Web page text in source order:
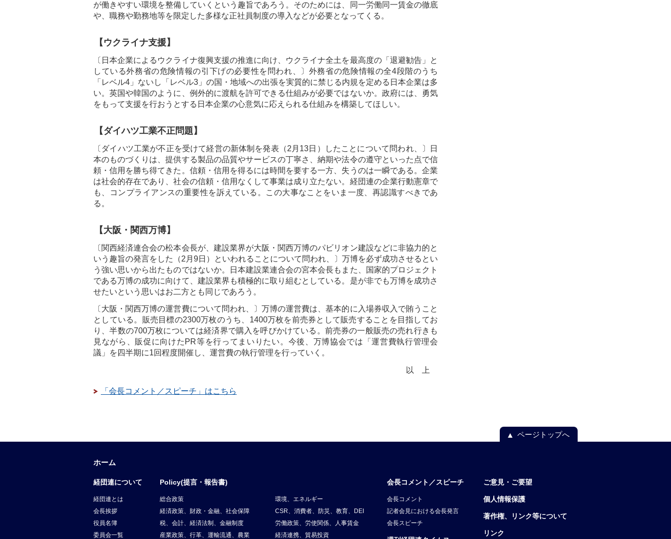
が働きやすい環境を整備していくという趣旨であろう。そのためには、同一労働同一賃金の徹底
や、職務や勤務地等を限定した多様な正社員制度の導入などが必要となってくる。
【ウクライナ支援】
〔日本企業によるウクライナ復興支援の推進に向け、ウクライナ全土を最高度の「退避勧告」と
している外務省の危険情報の引下げの必要性を問われ、〕外務省の危険情報の全4段階のうち
「レベル4」ないし「レベル3」の国・地域への出張を実質的に禁じる内規を定める日本企業は多
い。英国や韓国のように、例外的に渡航を許可できる仕組みが必要ではないか。政府には、勇気
をもって支援を行おうとする日本企業の心意気に応えられる仕組みを構築してほしい。
【ダイハツ工業不正問題】
〔ダイハツ工業が不正を受けて経営の新体制を発表（2月13日）したことについて問われ、〕日
本のものづくりは、提供する製品の品質やサービスの丁寧さ、納期や法令の遵守といった点で信
頼・信用を勝ち得てきた。信頼・信用を得るには時間を要する一方、失うのは一瞬である。企業
は社会的存在であり、社会の信頼・信用なくして事業は成り立たない。経団連の企業行動憲章で
も、コンプライアンスの重要性を訴えている。この大事なことをいま一度、再認識すべきであ
る。
【大阪・関西万博】
〔関西経済連合会の松本会長が、建設業界が大阪・関西万博のパビリオン建設などに非協力的と
いう趣旨の発言をした（2月9日）といわれることについて問われ、〕万博を必ず成功させるとい
う強い思いから出たものではないか。日本建設業連合会の宮本会長もまた、国家的プロジェクト
である万博の成功に向けて、建設業界も積極的に取り組むとしている。是が非でも万博を成功さ
せたいという思いはお二方とも同じであろう。
〔大阪・関西万博の運営費について問われ、〕万博の運営費は、基本的に入場券収入で賄うこと
としている。販売目標の2300万枚のうち、1400万枚を前売券として販売することを目指してお
り、半数の700万枚については経済界で購入を呼びかけている。前売券の一般販売の売れ行きも
見ながら、販促に向けたPR等を行ってまいりたい。今後、万博協会では「運営費執行管理会
議」を四半期に1回程度開催し、運営費の執行管理を行っていく。
以上
「会長コメント／スピーチ」はこちら
ページトップへ
ホーム
経団連について
経団連とは
会長挨拶
役員名簿
委員会一覧
Policy(提言・報告書)
総合政策
環境、エネルギー
経済政策、財政・金融、社会保障
CSR、消費者、防災、教育、DEI
税、会計、経済法制、金融制度
労働政策、労使関係、人事賃金
産業政策、行革、運輸流通、農業
経済連携、貿易投資
会長コメント／スピーチ
会長コメント
記者会見における会長発言
会長スピーチ
ご意見・ご要望
個人情報保護
著作権、リンク等について
リンク